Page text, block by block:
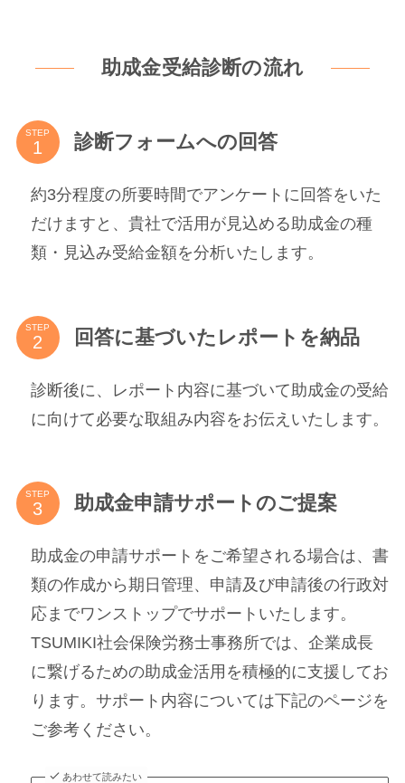
助成金受給診断の流れ
STEP 診断フォームへの回答
約3分程度の所要時間でアンケートに回答をいた
だけますと、貴社で活用が見込める助成金の種
類・見込み受給金額を分析いたします。
STEP 回答に基づいたレポートを納品
診断後に、レポート内容に基づいて助成金の受給
に向けて必要な取組み内容をお伝えいたします。
STEP 助成金申請サポートのご提案
助成金の申請サポートをご希望される場合は、書
類の作成から期日管理、申請及び申請後の行政対
応までワンストップでサポートいたします。
TSUMIKI社会保険労務士事務所では、企業成長
に繋げるための助成金活用を積極的に支援してお
ります。サポート内容については下記のページを
ご参考ください。
あわせて読みたい